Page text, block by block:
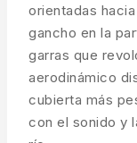
orientadas
gancho en la
garras que
aerodinámico
cubierta más
con el sonido y